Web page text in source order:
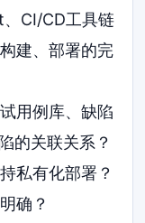
CI/CD工具链
建、部署的完
用例库、缺陷
的关联关系？
私有化部署？
确？